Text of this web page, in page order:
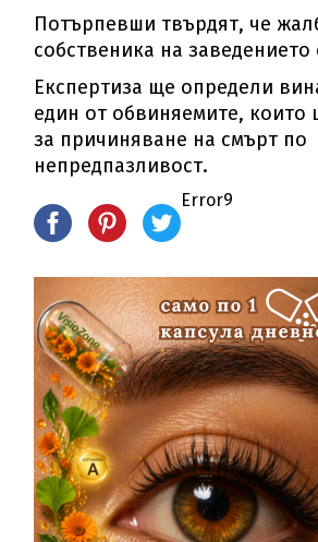
Потърпевши твърдят, че
собственика на
Експертиза ще определи
един от обвиняемите, които
за причиняване на смърт по
непредпазливост.
Error9